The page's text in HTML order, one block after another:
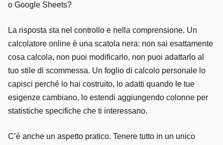
o Google Sheets?
La risposta sta nel controllo e nella comprensione. Un
calcolatore online è una scatola nera: non sai esattamente
cosa calcola, non puoi modificarlo, non puoi adattarlo al
tuo stile di scommessa. Un foglio di calcolo personale lo
capisci perché lo hai costruito, lo adatti quando le tue
esigenze cambiano, lo estendi aggiungendo colonne per
statistiche specifiche che ti interessano.
C’è anche un aspetto pratico. Tenere tutto in un unico